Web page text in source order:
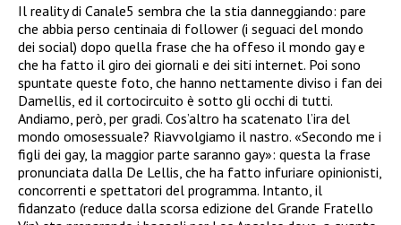
Il reality di Canale5 sembra che la stia danneggiando: pare
che abbia perso centinaia di follower (i seguaci del mondo
dei social) dopo quella frase che ha offeso il mondo gay e
che ha fatto il giro dei giornali e dei siti internet. Poi sono
spuntate queste foto, che hanno nettamente diviso i fan dei
Damellis, ed il cortocircuito è sotto gli occhi di tutti.
Andiamo, però, per gradi. Cos’altro ha scatenato l’ira del
mondo omosessuale? Riavvolgiamo il nastro. «Secondo me i
figli dei gay, la maggior parte saranno gay»: questa la frase
pronunciata dalla De Lellis, che ha fatto infuriare opinionisti,
concorrenti e spettatori del programma. Intanto, il
fidanzato (reduce dalla scorsa edizione del Grande Fratello